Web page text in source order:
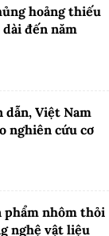
hoảng thiếu
đến năm
dẫn, Việt Nam
nghiên cứu cơ
phẩm nhôm thỏi
nghệ vật liệu